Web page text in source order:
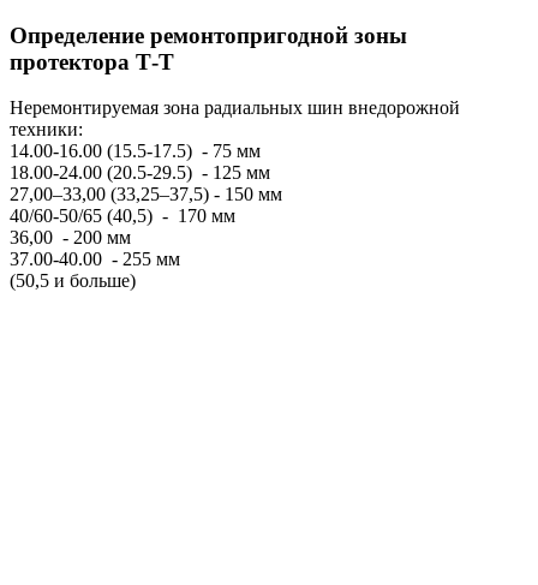
Определение ремонтопригодной зоны
протектора Т-Т
Неремонтируемая зона радиальных шин внедорожной
техники:
14.00-16.00 (15.5-17.5) - 75 мм
18.00-24.00 (20.5-29.5) - 125 мм
27,00–33,00 (33,25–37,5) - 150 мм
40/60-50/65 (40,5) - 170 мм
36,00 - 200 мм
37.00-40.00 - 255 мм
(50,5 и больше)